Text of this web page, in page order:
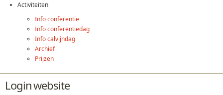
Activiteiten
Info conferentie
Info conferentiedag
Info calvijndag
Archief
Prijzen
Login website